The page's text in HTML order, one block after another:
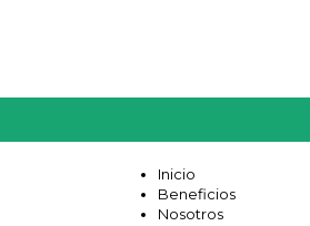
Inicio
Beneficios
Nosotros